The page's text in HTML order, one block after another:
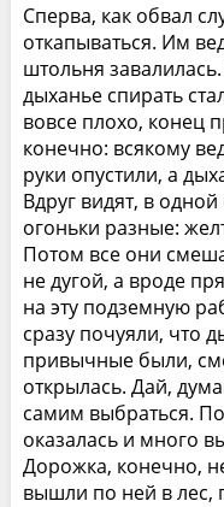
Сперва, как обвал
откапываться. Им
штольня
дыханье спирать
вовсе плохо, конец
конечно: всякому
руки опустили, а
Вдруг видят, в
огоньки разные:
Потом все они
не дугой, а вроде
на эту подземную
сразу почуяли, что
привычные были,
открылась. Дай,
самим выбраться.
оказалась и много
Дорожка, конечно,
вышли по ней в лес,